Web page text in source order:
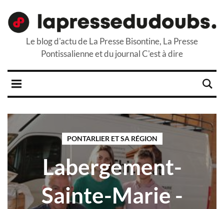
Le blog d'actu de La Presse Bisontine, La Presse
Pontissalienne et du journal C'est à dire
PONTARLIER ET SA RÉGION
Labergement-
Sainte-Marie -